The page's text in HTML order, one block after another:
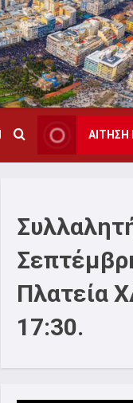
ΑΙΤΗΣΗ
Πλατεία
17:30.